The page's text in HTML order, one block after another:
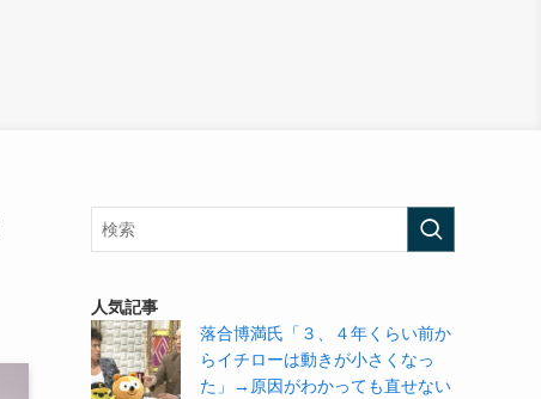
人気記事
落合博満氏「３、４年くらい前か
らイチローは動きが小さくなっ
た」→原因がわかっても直せない